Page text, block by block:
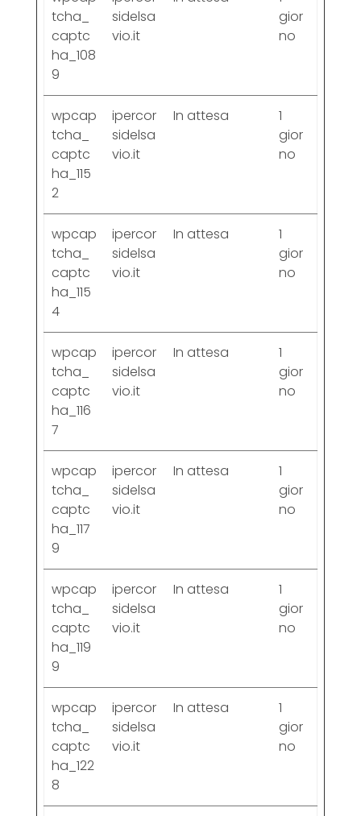
tcha_
captc
ha_108
9
sidelsa
vio.it
gior
no
wpcap
tcha_
captc
ha_115
2
ipercor
sidelsa
vio.it
In attesa
1
gior
no
wpcap
tcha_
captc
ha_115
4
ipercor
sidelsa
vio.it
In attesa
1
gior
no
wpcap
tcha_
captc
ha_116
7
ipercor
sidelsa
vio.it
In attesa
1
gior
no
wpcap
tcha_
captc
ha_117
9
ipercor
sidelsa
vio.it
In attesa
1
gior
no
wpcap
tcha_
captc
ha_119
9
ipercor
sidelsa
vio.it
In attesa
1
gior
no
wpcap
tcha_
captc
ha_122
8
ipercor
sidelsa
vio.it
In attesa
1
gior
no